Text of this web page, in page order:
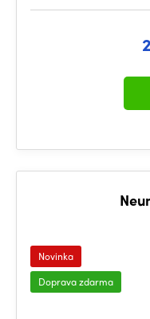
Novinka
Doprava zdarma